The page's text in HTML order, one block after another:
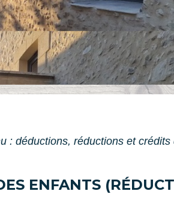
: déductions, réductions et crédits
ENFANTS